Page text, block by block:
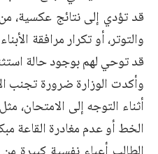
قد تؤدي إلى نتائج عكسية، من
والتوتر، أو تكرار مرافقة
قد توحي لهم بوجود حالة
وأكدت الوزارة ضرورة تجنب
أثناء التوجه إلى الامتحان،
الخط أو عدم مغادرة القاعة